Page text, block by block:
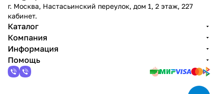
г. Москва, Настасьинский переулок, дом 1, 2 этаж, 227
кабинет.
Каталог
Компания
Информация
Помощь